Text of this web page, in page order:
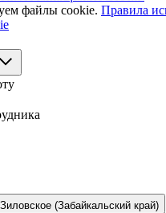
файлы cookie. Правила
(Забайкальский край)